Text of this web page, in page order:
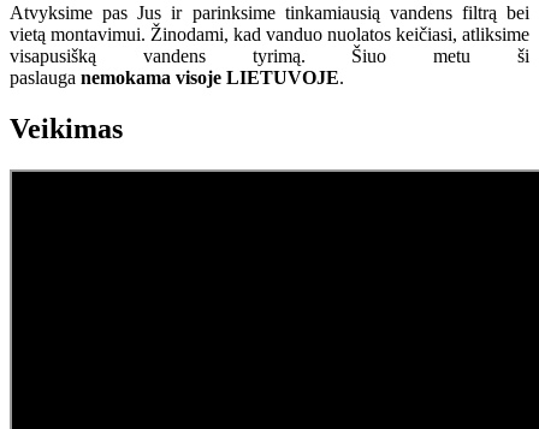
Atvyksime pas Jus ir parinksime tinkamiausią vandens filtrą bei
vietą montavimui. Žinodami, kad vanduo nuolatos keičiasi, atliksime
visapusišką vandens tyrimą. Šiuo metu ši
paslauga nemokama visoje LIETUVOJE.
Veikimas